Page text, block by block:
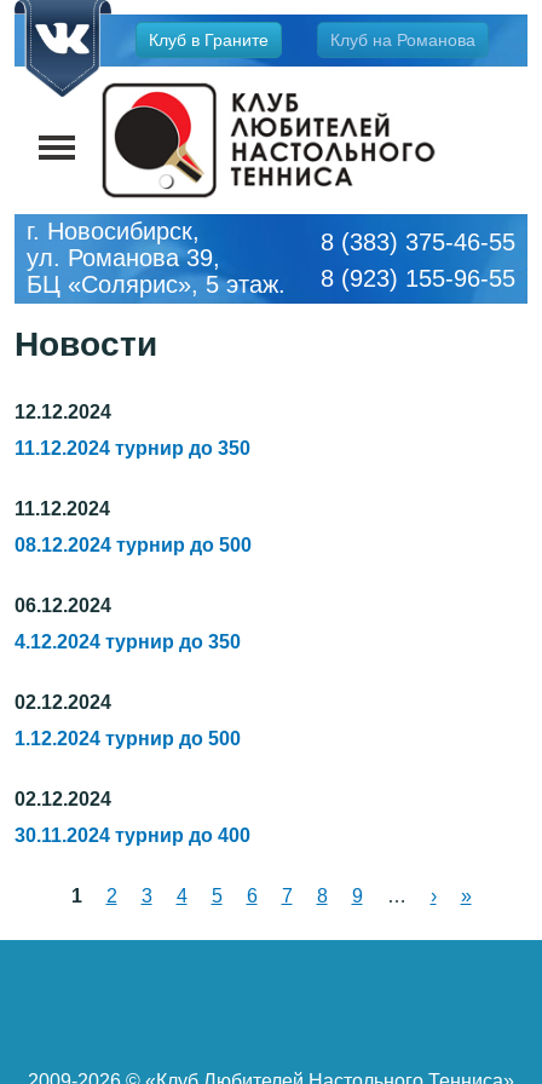
Jump
navigation
Клуб на Романова
Клуб в Граните
г. Новосибирск,
ул. Романова 39,
БЦ «Солярис», 5 этаж.
8 (383) 375-46-55
8 (923) 155-96-55
Новости
12.12.2024
11.12.2024 турнир до 350
11.12.2024
08.12.2024 турнир до 500
06.12.2024
4.12.2024 турнир до 350
02.12.2024
1.12.2024 турнир до 500
02.12.2024
30.11.2024 турнир до 400
1 2 3 4 5 6 7 8 9 … › »